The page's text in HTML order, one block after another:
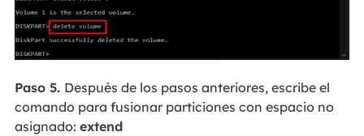
Paso 5. Después de los pasos anteriores, escribe el
comando para fusionar particiones con espacio no
asignado: extend